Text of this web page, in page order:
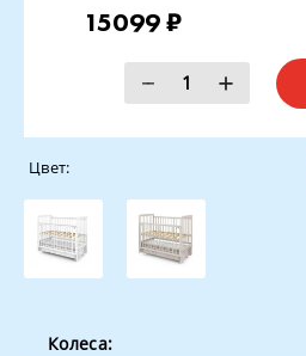
15099 ₽
Цвет:
Колеса: